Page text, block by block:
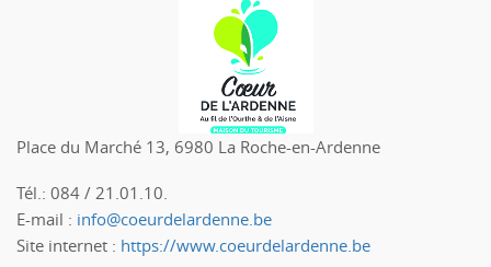
Place du Marché 13, 6980 La Roche-en-Ardenne
Tél.: 084 / 21.01.10.
E-mail : info@coeurdelardenne.be
Site internet : https://www.coeurdelardenne.be